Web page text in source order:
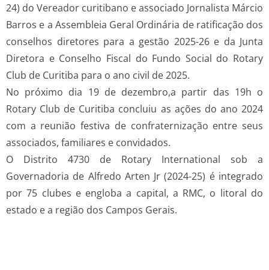
24) do Vereador curitibano e associado Jornalista Márcio
Barros e a Assembleia Geral Ordinária de ratificação dos
conselhos diretores para a gestão 2025-26 e da Junta
Diretora e Conselho Fiscal do Fundo Social do Rotary
Club de Curitiba para o ano civil de 2025.
No próximo dia 19 de dezembro,a partir das 19h o
Rotary Club de Curitiba concluiu as ações do ano 2024
com a reunião festiva de confraternização entre seus
associados, familiares e convidados.
O Distrito 4730 de Rotary International sob a
Governadoria de Alfredo Arten Jr (2024-25) é integrado
por 75 clubes e engloba a capital, a RMC, o litoral do
estado e a região dos Campos Gerais.